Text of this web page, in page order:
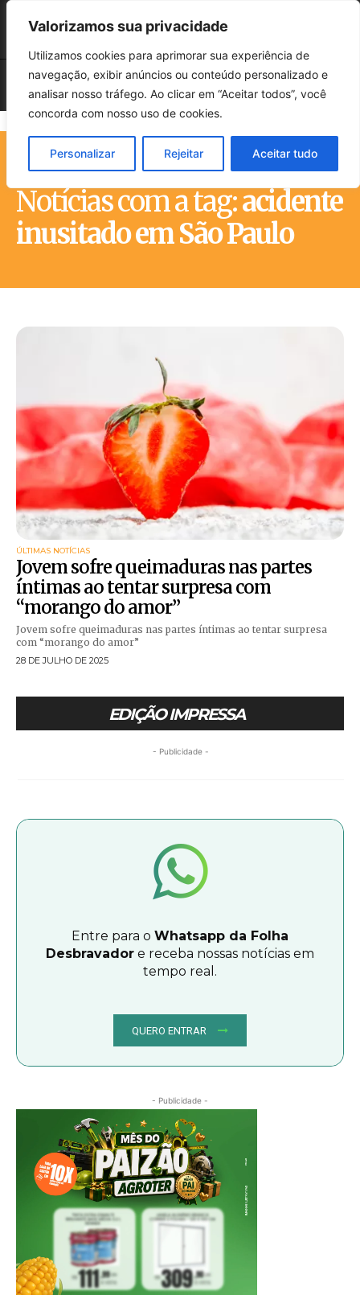
Valorizamos sua privacidade
Utilizamos cookies para aprimorar sua experiência de
navegação, exibir anúncios ou conteúdo personalizado e
analisar nosso tráfego. Ao clicar em “Aceitar todos”, você
concorda com nosso uso de cookies.
Personalizar Rejeitar Aceitar tudo
Notícias com a tag:acidente
inusitado em São Paulo
ÚLTIMAS NOTÍCIAS
Jovem sofre queimaduras nas partes
íntimas ao tentar surpresa com
“morango do amor”
Jovem sofre queimaduras nas partes íntimas ao tentar surpresa
com “morango do amor”
28 DE JULHO DE 2025
EDIÇÃO IMPRESSA
- Publicidade -
Entre para o Whatsapp da Folha
Desbravador e receba nossas notícias em
tempo real.
QUERO ENTRAR
- Publicidade -